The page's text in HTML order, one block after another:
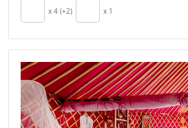
Terrazza
Lenzuola
Tavolo da pranzo
x 4 (+2) x 1